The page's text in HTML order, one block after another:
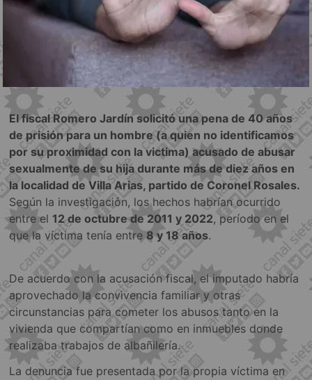
El fiscal Romero Jardín solicitó una pena de 40 años
de prisión para un hombre (a quien no identificamos
por su proximidad con la victima) acusado de abusar
sexualmente de su hija durante más de diez años en
la localidad de Villa Arias, partido de Coronel Rosales.
Según la investigación, los hechos habrían ocurrido
entre el 12 de octubre de 2011 y 2022, período en el
que la víctima tenía entre8 y 18 años.
De acuerdo con la acusación fiscal, el imputado habría
aprovechado la convivencia familiar y otras
circunstancias para cometer los abusos tanto en la
vivienda que compartían como en inmuebles donde
realizaba trabajos de albañilería.
La denuncia fue presentada por la propia víctima en